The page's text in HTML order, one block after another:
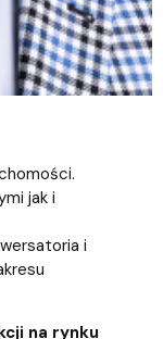
jak i
i
na rynku